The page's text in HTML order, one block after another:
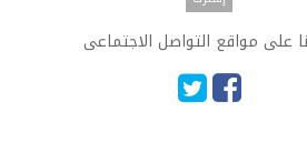
على مواقع التواصل الاجتماعى